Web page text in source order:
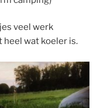
veel werk
heel wat koeler is.